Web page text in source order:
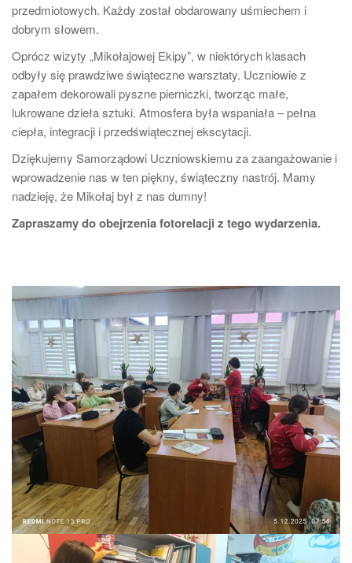
przedmiotowych. Każdy został obdarowany uśmiechem i
dobrym słowem.
Oprócz wizyty „Mikołajowej Ekipy”, w niektórych klasach
odbyły się prawdziwe świąteczne warsztaty. Uczniowie z
zapałem dekorowali pyszne pierniczki, tworząc małe,
lukrowane dzieła sztuki. Atmosfera była wspaniała – pełna
ciepła, integracji i przedświątecznej ekscytacji.
Dziękujemy Samorządowi Uczniowskiemu za zaangażowanie i
wprowadzenie nas w ten piękny, świąteczny nastrój. Mamy
nadzieję, że Mikołaj był z nas dumny!
Zapraszamy do obejrzenia fotorelacji z tego wydarzenia.